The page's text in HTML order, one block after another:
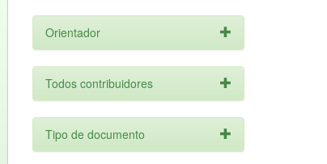
Orientador
Todos contribuidores
Tipo de documento